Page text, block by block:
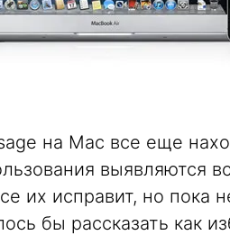
на Mac все еще
выявляются
их исправит, но пока
бы рассказать как